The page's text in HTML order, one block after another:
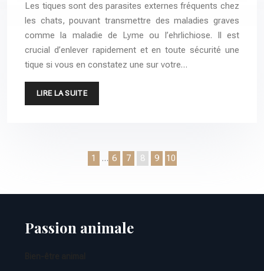
Les tiques sont des parasites externes fréquents chez
les chats, pouvant transmettre des maladies graves
comme la maladie de Lyme ou l’ehrlichiose. Il est
crucial d’enlever rapidement et en toute sécurité une
tique si vous en constatez une sur votre…
LIRE LA SUITE
1 … 6 7 8 9 10
Passion animale